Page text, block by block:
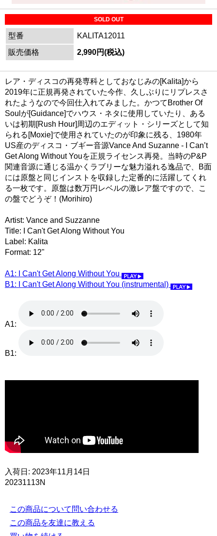
SOLD OUT
型番
KALITA12011
販売価格
2,990円(税込)
レア・ディスコの再発専科としておなじみの[Kalita]から
2019年に正規再発されていた今作、久しぶりにリプレスさ
れたようなので今回仕入れてみました。かつてBrother Of
Soulが[Guidance]でハウス・ネタに使用していたり、ある
いは初期[Rush Hour]周辺のエディット・シリーズとして知
られる[Moxie]で使用されていたのが印象に残る、1980年
US産のディスコ・ブギー音源Vance And Suzanne - I Can’t
Get Along Without Youを正規ライセンス再発。当時のP&P
関連音源に通じる温かくラブリーな魅力溢れる逸品で、B面
には原盤と同じインストを収録した定番的に活躍してくれ
る一枚です。原盤は数万円レベルの激レア盤ですので、こ
の盤でどうぞ！(Morihiro)
Artist: Vance and Suzzanne
Title: I Can't Get Along Without You
Label: Kalita
Format: 12"
A1: I Can't Get Along Without You
B1: I Can't Get Along Without You (instrumental)
A1:
B1:
入荷日: 2023年11月14日
20231113N
この商品について問い合わせる
この商品を友達に教える